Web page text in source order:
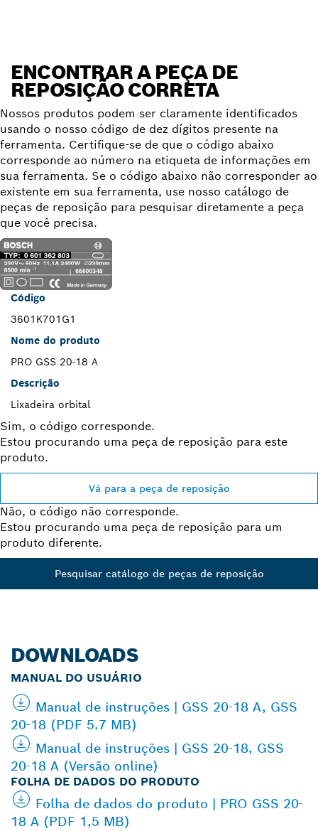
ENCONTRAR A PEÇA DE
REPOSIÇÃO CORRETA
Nossos produtos podem ser claramente identificados
usando o nosso código de dez dígitos presente na
ferramenta. Certifique-se de que o código abaixo
corresponde ao número na etiqueta de informações em
sua ferramenta. Se o código abaixo não corresponder ao
existente em sua ferramenta, use nosso catálogo de
peças de reposição para pesquisar diretamente a peça
que você precisa.
Código
3601K701G1
Nome do produto
PRO GSS 20-18 A
Descrição
Lixadeira orbital
Sim, o código corresponde.
Estou procurando uma peça de reposição para este
produto.
Vá para a peça de reposição
Não, o código não corresponde.
Estou procurando uma peça de reposição para um
produto diferente.
Pesquisar catálogo de peças de reposição
DOWNLOADS
MANUAL DO USUÁRIO
Manual de instruções | GSS 20-18 A, GSS
20-18 (PDF 5.7 MB)
Manual de instruções | GSS 20-18, GSS
20-18 A (Versão online)
FOLHA DE DADOS DO PRODUTO
Folha de dados do produto | PRO GSS 20-
18 A (PDF 1,5 MB)